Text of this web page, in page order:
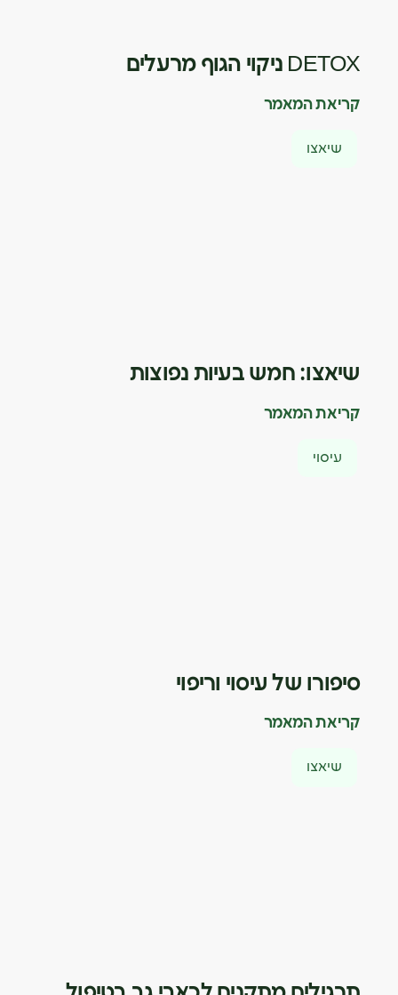
DETOX ניקוי הגוף מרעלים
קריאת המאמר
שיאצו
שיאצו: חמש בעיות נפוצות
קריאת המאמר
עיסוי
סיפורו של עיסוי וריפוי
קריאת המאמר
שיאצו